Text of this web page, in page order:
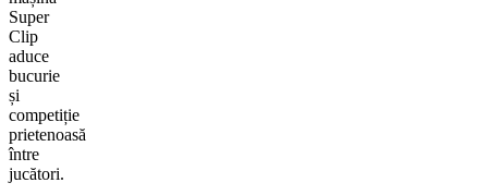
Super
Clip
aduce
bucurie
și
competiție
prietenoasă
între
jucători.